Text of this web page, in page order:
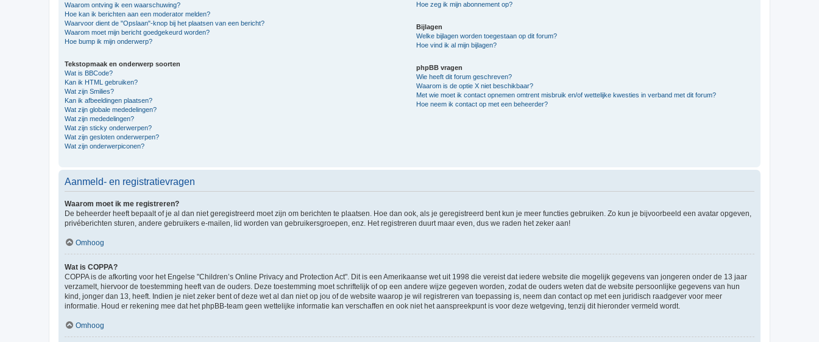
Waarom ontving ik een waarschuwing?
Hoe kan ik berichten aan een moderator melden?
Waarvoor dient de "Opslaan"-knop bij het plaatsen van een bericht?
Waarom moet mijn bericht goedgekeurd worden?
Hoe bump ik mijn onderwerp?
Tekstopmaak en onderwerp soorten
Wat is BBCode?
Kan ik HTML gebruiken?
Wat zijn Smilies?
Kan ik afbeeldingen plaatsen?
Wat zijn globale mededelingen?
Wat zijn mededelingen?
Wat zijn sticky onderwerpen?
Wat zijn gesloten onderwerpen?
Wat zijn onderwerpiconen?
Hoe zeg ik mijn abonnement op?
Bijlagen
Welke bijlagen worden toegestaan op dit forum?
Hoe vind ik al mijn bijlagen?
phpBB vragen
Wie heeft dit forum geschreven?
Waarom is de optie X niet beschikbaar?
Met wie moet ik contact opnemen omtrent misbruik en/of wettelijke kwesties in verband met dit forum?
Hoe neem ik contact op met een beheerder?
Aanmeld- en registratievragen
Waarom moet ik me registreren?
De beheerder heeft bepaalt of je al dan niet geregistreerd moet zijn om berichten te plaatsen. Hoe dan ook, als je geregistreerd bent kun je meer functies gebruiken. Zo kun je bijvoorbeeld een avatar opgeven,
privéberichten sturen, andere gebruikers e-mailen, lid worden van gebruikersgroepen, enz. Het registreren duurt maar even, dus we raden het zeker aan!
Omhoog
Wat is COPPA?
COPPA is de afkorting voor het Engelse "Children’s Online Privacy and Protection Act". Dit is een Amerikaanse wet uit 1998 die vereist dat iedere website die mogelijk gegevens van jongeren onder de 13 jaar
verzamelt, hiervoor de toestemming heeft van de ouders. Deze toestemming moet schriftelijk of op een andere wijze gegeven worden, zodat de ouders weten dat de website persoonlijke gegevens van hun
kind, jonger dan 13, heeft. Indien je niet zeker bent of deze wet al dan niet op jou of de website waarop je wil registreren van toepassing is, neem dan contact op met een juridisch raadgever voor meer
informatie. Houd er rekening mee dat het phpBB-team geen wettelijke informatie kan verschaffen en ook niet het aanspreekpunt is voor deze wetgeving, tenzij dit hieronder vermeld wordt.
Omhoog